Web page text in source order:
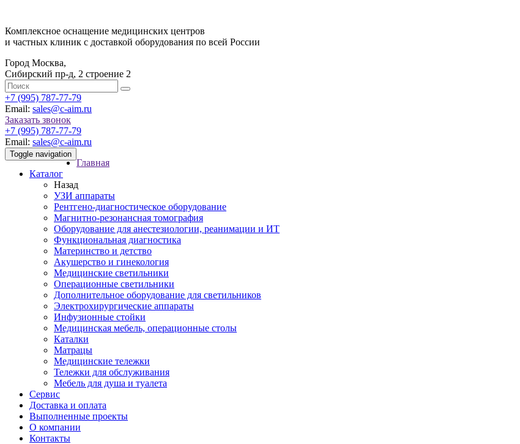
Комплексное оснащение медицинских центров
и частных клиник с доставкой оборудования по всей России
Город Москва,
Сибирский пр-д, 2 строение 2
‎+7 (995) 787-77-79
Email: sales@c-aim.ru
Заказать звонок
‎+7 (995) 787-77-79
Email: sales@c-aim.ru
Toggle navigation
Главная
Каталог
Назад
УЗИ аппараты
Рентгено-диагностическое оборудование
Магнитно-резонансная томография
Оборудование для анестезиологии, реанимации и ИТ
Функциональная диагностика
Материнство и детство
Акушерство и гинекология
Медицинские светильники
Операционные светильники
Дополнительное оборудование для светильников
Электрохирургические аппараты
Инфузионные стойки
Медицинская мебель, операционные столы
Каталки
Матрацы
Медицинские тележки
Тележки для обслуживания
Мебель для душа и туалета
Сервис
Доставка и оплата
Выполненные проекты
О компании
Контакты